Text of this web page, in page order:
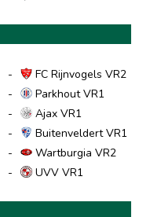
-
FC Rijnvogels VR2
-
Parkhout VR1
-
Ajax VR1
-
Buitenveldert VR1
-
Wartburgia VR2
- UVV VR1